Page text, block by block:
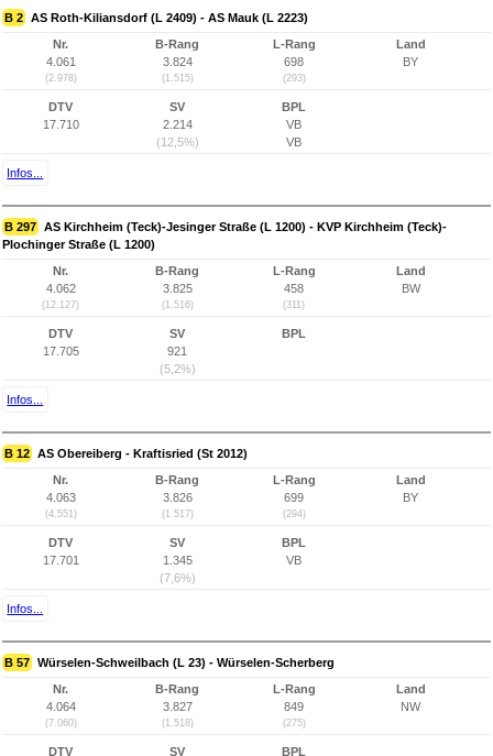
B 2 AS Roth-Kiliansdorf (L 2409) - AS Mauk (L 2223)
Nr.
4.061
(2.978)
B-Rang
3.824
(1.515)
L-Rang
698
(293)
Land
BY
DTV
17.710
SV
2.214
(12,5%)
BPL
VB
VB
Infos...
B 297 AS Kirchheim (Teck)-Jesinger Straße (L 1200) - KVP Kirchheim (Teck)-
Plochinger Straße (L 1200)
Nr.
4.062
(12.127)
B-Rang
3.825
(1.516)
L-Rang
458
(311)
Land
BW
DTV
17.705
SV
921
(5,2%)
BPL
Infos...
B 12 AS Obereiberg - Kraftisried (St 2012)
Nr.
4.063
(4.551)
B-Rang
3.826
(1.517)
L-Rang
699
(294)
Land
BY
DTV
17.701
SV
1.345
(7,6%)
BPL
VB
Infos...
B 57 Würselen-Schweilbach (L 23) - Würselen-Scherberg
Nr.
4.064
(7.060)
B-Rang
3.827
(1.518)
L-Rang
849
(275)
Land
NW
DTV
SV
BPL